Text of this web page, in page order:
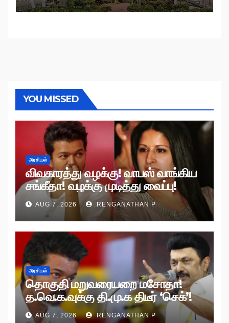
YOU MISSED
அரசியல்
விவகாரத்து வழக்கு! வாபஸ் வாங்கிய
சங்கீதா! வழக்கு முடித்து வைப்பு!
AUG 7, 2026 RENGANATHAN P
அரசியல்
தொகுதி மறுவரையறை மசோதா!
த.வெ.க.வுக்கு தி.மு.க திடீர் ‘செக்’!
AUG 7, 2026 RENGANATHAN P